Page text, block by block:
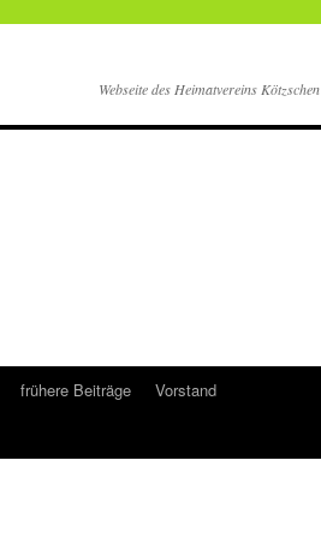
Webseite des Heimatvereins Kötzschen
frühere Beiträge
Vorstand